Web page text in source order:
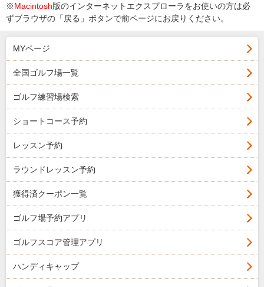
※Macintosh版のインターネットエクスプローラをお使いの方は必
ずブラウザの「戻る」ボタンで前ページにお戻りください。
MYページ
全国ゴルフ場一覧
ゴルフ練習場検索
ショートコース予約
レッスン予約
ラウンドレッスン予約
獲得済クーポン一覧
ゴルフ場予約アプリ
ゴルフスコア管理アプリ
ハンディキャップ